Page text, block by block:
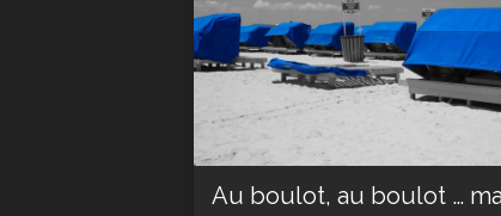
Au boulot, au boulot …